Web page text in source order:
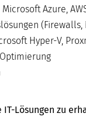
Azure,
(Firewalls,
Hyper-V,
Lösungen zu